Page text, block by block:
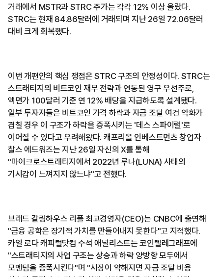
거래에서 MSTR과 STRC 주가는 각각 12% 이상 올랐다.
STRC는 현재 84.86달러에 거래되며 지난 26일 72.06달러
대비 크게 회복했다.
이번 개편안의 핵심 쟁점은 STRC 구조의 안정성이다. STRC는
스트래티지의 비트코인 재무 전략과 연동된 영구 우선주로,
액면가 100달러 기준 연 12% 배당을 지급하도록 설계됐다.
일부 투자자들은 비트코인 가격 하락과 자금 조달 여건 악화가
겹칠 경우 이 구조가 하락을 증폭시키는 '데스 스파이럴'로
이어질 수 있다고 우려해왔다. 캐프리올 인베스트먼츠 창업자
찰스 에드워즈는 지난 26일 자신의 X를 통해
"마이크로스트래티지에서 2022년 루나(LUNA) 사태의
기시감이 느껴지지 않느냐"고 전했다.
브래드 갈링하우스 리플 최고경영자(CEO)는 CNBC에 출연해
"금융 공학은 장기적 가치를 만들어내지 못한다"고 지적했다.
카일 로다 캐피털닷컴 수석 애널리스트는 코인텔레그래프에
"스트래티지의 사업 구조는 상승과 하락 양방향 모두에서
모멘텀을 증폭시킨다"며 "시장이 약해지면 자금 조달 비용